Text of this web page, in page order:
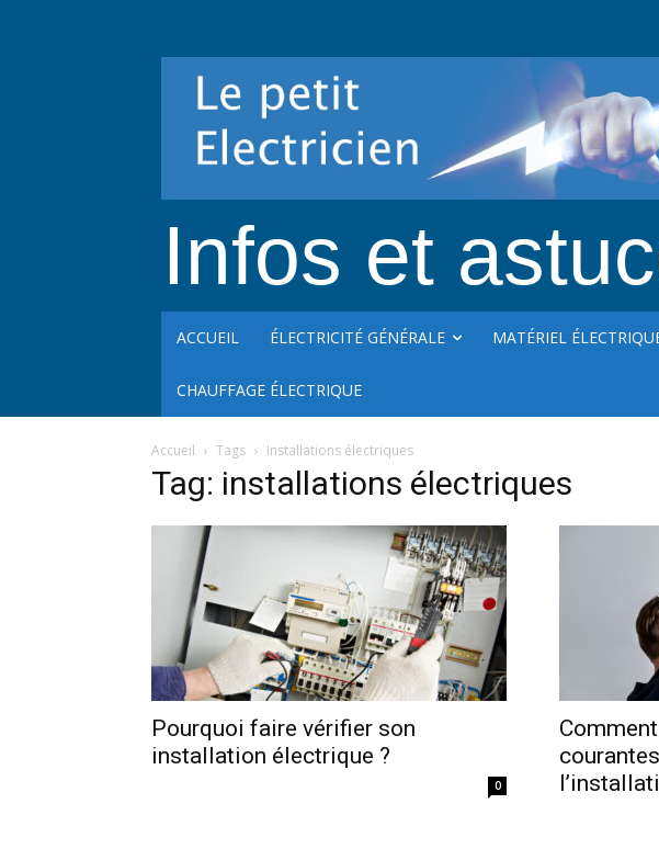
Infos et
ACCUEIL ÉLECTRICITÉ GÉNÉRALE MATÉRIEL
CHAUFFAGE ÉLECTRIQUE
Accueil Tags Installations électriques
Tag: installations électriques
Pourquoi faire vérifier son
installation électrique ?
0